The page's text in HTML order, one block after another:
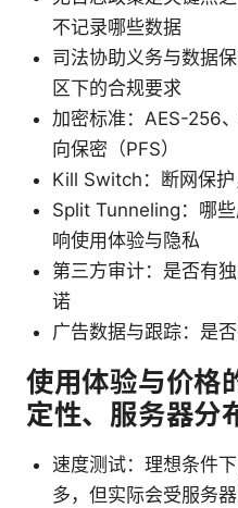
不记录哪些数据
司法协助义务与数据
区下的合规要求
加密标准：AES-256
向保密（PFS）
Kill Switch：断网保
Split Tunneling：哪
响使用体验与隐私
第三方审计：是否有
诺
广告数据与跟踪：是
使用体验与价格
定性、服务器分
速度测试：理想条件
多，但实际会受服务